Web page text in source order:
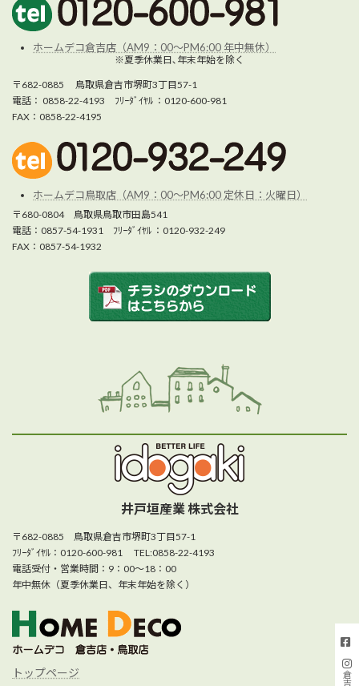
ホームデコ倉吉店（AM9：00～PM6:00 年中無休）
※夏季休業日､年末年始を除く
〒682-0885 鳥取県倉吉市堺町3丁目57-1
電話： 0858-22-4193 ﾌﾘｰﾀﾞｲﾔﾙ ：0120-600-981
FAX：0858-22-4195
ホームデコ鳥取店（AM9：00～PM6:00 定休日：火曜日）
〒680-0804 鳥取県鳥取市田島541
電話：0857-54-1931 ﾌﾘｰﾀﾞｲﾔﾙ ：0120-932-249
FAX：0857-54-1932
井戸垣産業 株式会社
〒682-0885 鳥取県倉吉市堺町3丁目57-1
ﾌﾘｰﾀﾞｲﾔﾙ：0120-600-981 TEL:0858-22-4193
電話受付・営業時間：9：00～18：00
年中無休（夏季休業日、年末年始を除く）
トップページ